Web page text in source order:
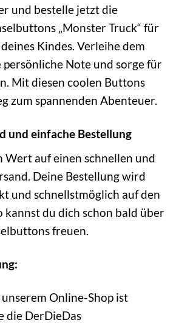
und bestelle jetzt die
„Monster Truck“ für
Kindes. Verleihe dem
persönliche Note und sorge für
Mit diesen coolen Buttons
zum spannenden Abenteuer.
und einfache Bestellung
Wert auf einen schnellen und
Deine Bestellung wird
und schnellstmöglich auf den
kannst du dich schon bald über
freuen.
Online-Shop ist
die DerDieDas